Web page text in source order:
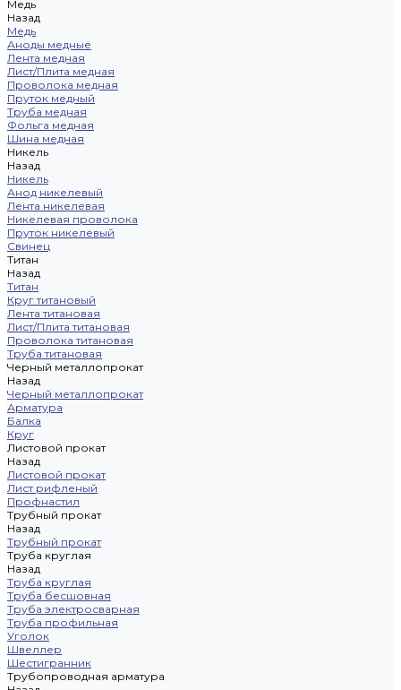
Медь
Назад
Медь
Аноды медные
Лента медная
Лист/Плита медная
Проволока медная
Пруток медный
Труба медная
Фольга медная
Шина медная
Никель
Назад
Никель
Анод никелевый
Лента никелевая
Никелевая проволока
Пруток никелевый
Свинец
Титан
Назад
Титан
Круг титановый
Лента титановая
Лист/Плита титановая
Проволока титановая
Труба титановая
Черный металлопрокат
Назад
Черный металлопрокат
Арматура
Балка
Круг
Листовой прокат
Назад
Листовой прокат
Лист рифленый
Профнастил
Трубный прокат
Назад
Трубный прокат
Труба круглая
Назад
Труба круглая
Труба бесшовная
Труба электросварная
Труба профильная
Уголок
Швеллер
Шестигранник
Трубопроводная арматура